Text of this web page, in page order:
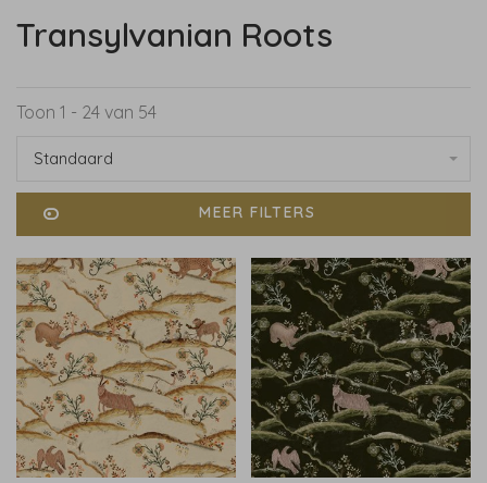
Transylvanian Roots
Toon 1 - 24 van 54
Standaard
MEER FILTERS